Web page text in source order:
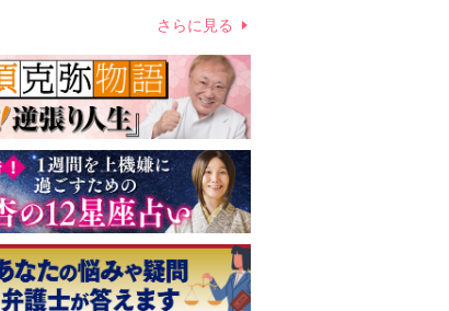
さらに見る